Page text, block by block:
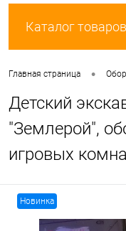
Каталог товаров
Главная страница •
Детский
"Землерой",
игровых
Новинка